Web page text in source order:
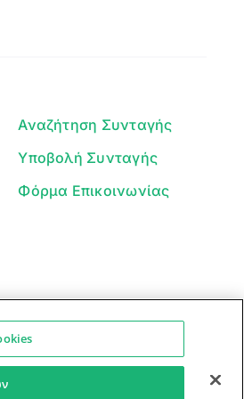
Αναζήτηση Συνταγής
Υποβολή Συνταγής
Φόρμα Επικοινωνίας
Δεδομένων
λάθη — ελέγξτε τις συνταγές.